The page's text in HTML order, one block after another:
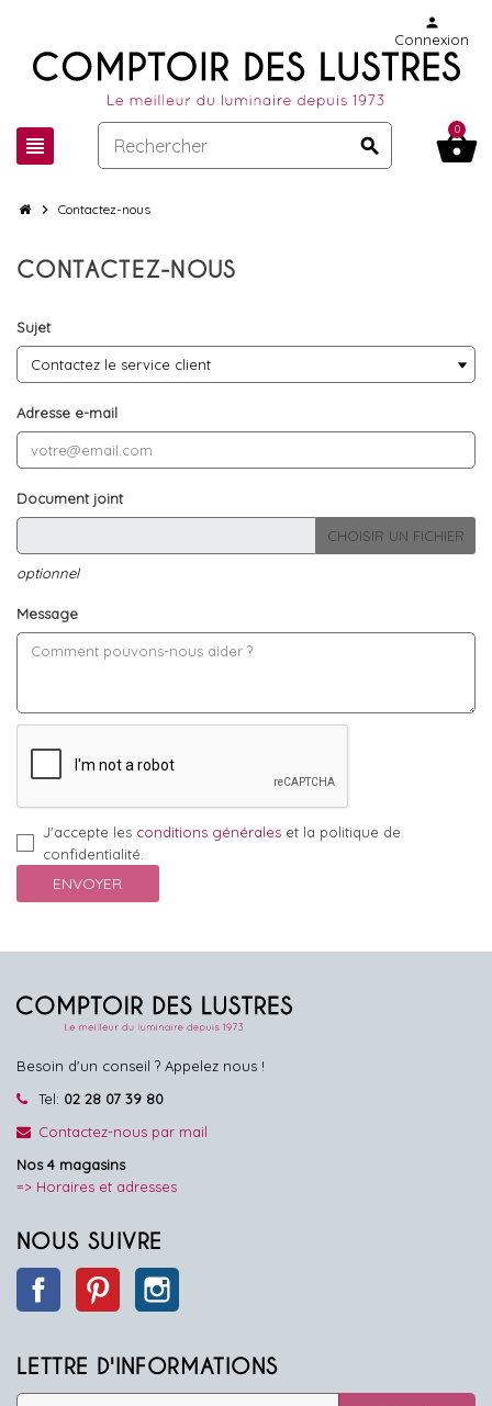
view_headline search
person
Connexion
shopping_basket
0
chevron_right Contactez-nous
CONTACTEZ-NOUS
Sujet
Adresse e-mail
Document joint
CHOISIR UN FICHIER
optionnel
Message
J'accepte les conditions générales et la politique de
confidentialité.
Besoin d'un conseil ? Appelez nous !
Tel: 02 28 07 39 80
Contactez-nous par mail
Nos 4 magasins
=> Horaires et adresses
NOUS SUIVRE
Facebook Pinterest
LETTRE D'INFORMATIONS